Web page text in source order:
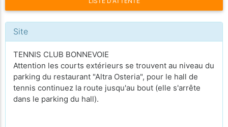
Site
TENNIS CLUB BONNEVOIE
Attention les courts extérieurs se trouvent au niveau du
parking du restaurant "Altra Osteria", pour le hall de
tennis continuez la route jusqu'au bout (elle s'arrête
dans le parking du hall).